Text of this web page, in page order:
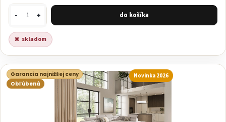
- +
skladom
Garancia najnižšej ceny
Obľúbená
Novinka 2026